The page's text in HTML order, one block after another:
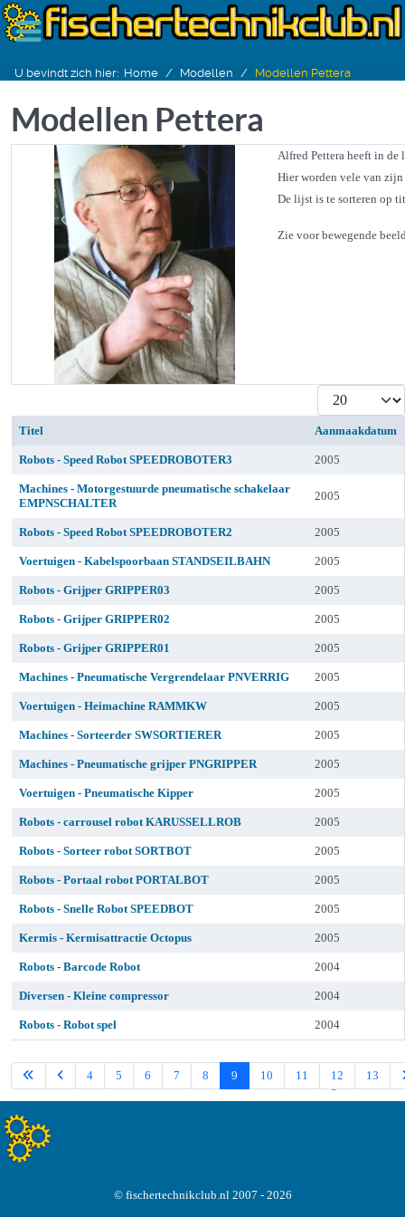
U bevindt zich hier: Home Modellen Modellen Pettera
Modellen Pettera
Alfred Pettera heeft in
Hier worden vele van
De lijst is te sorteren op
Zie voor bewegende
Toon #
Titel Aanmaakdatum
Robots - Speed Robot SPEEDROBOTER3 2005
Machines - Motorgestuurde pneumatische schakelaar
EMPNSCHALTER
2005
Robots - Speed Robot SPEEDROBOTER2 2005
Voertuigen - Kabelspoorbaan STANDSEILBAHN 2005
Robots - Grijper GRIPPER03 2005
Robots - Grijper GRIPPER02 2005
Robots - Grijper GRIPPER01 2005
Machines - Pneumatische Vergrendelaar PNVERRIG 2005
Voertuigen - Heimachine RAMMKW 2005
Machines - Sorteerder SWSORTIERER 2005
Machines - Pneumatische grijper PNGRIPPER 2005
Voertuigen - Pneumatische Kipper 2005
Robots - carrousel robot KARUSSELLROB 2005
Robots - Sorteer robot SORTBOT 2005
Robots - Portaal robot PORTALBOT 2005
Robots - Snelle Robot SPEEDBOT 2005
Kermis - Kermisattractie Octopus 2005
Robots - Barcode Robot 2004
Diversen - Kleine compressor 2004
Robots - Robot spel 2004
Pagina 9 van 22
4 5 6 7 8 9 10 11 12 13
© fischertechnikclub.nl 2007 - 2026